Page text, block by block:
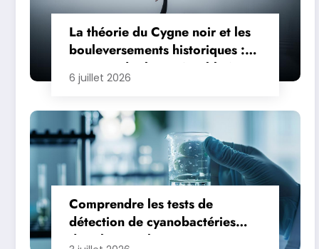
La théorie du Cygne noir et les
bouleversements historiques :
comprendre l’imprévisible à
travers les siècles
6 juillet 2026
Comprendre les tests de
détection de cyanobactéries
dans l’eau et leur importance